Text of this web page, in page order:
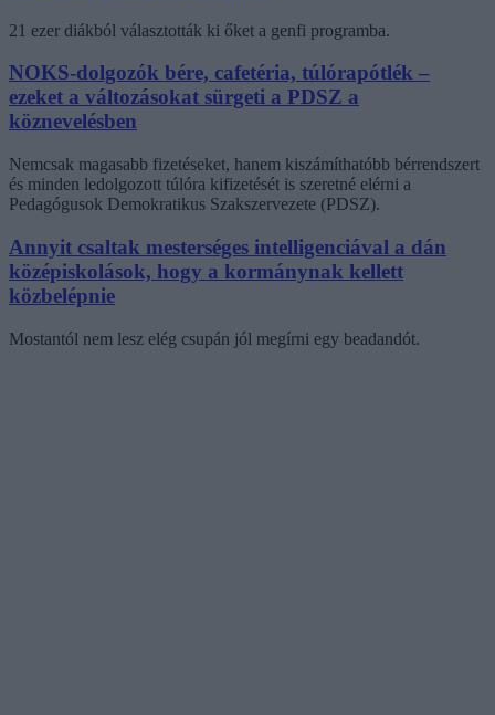
21 ezer diákból választották ki őket a genfi programba.
NOKS-dolgozók bére, cafetéria, túlórapótlék –
ezeket a változásokat sürgeti a PDSZ a
köznevelésben
Nemcsak magasabb fizetéseket, hanem kiszámíthatóbb bérrendszert
és minden ledolgozott túlóra kifizetését is szeretné elérni a
Pedagógusok Demokratikus Szakszervezete (PDSZ).
Annyit csaltak mesterséges intelligenciával a dán
középiskolások, hogy a kormánynak kellett
közbelépnie
Mostantól nem lesz elég csupán jól megírni egy beadandót.